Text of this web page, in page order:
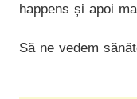
happens și apoi
Să ne vedem